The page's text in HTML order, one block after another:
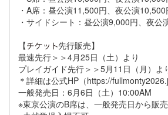
・A席：昼公演11,500円、夜公演10,500
・サイドシート：昼公演9,000円、夜公
【
先行販売】
最速先行＞＞4月25日（土）より
プレイガイド先行＞＞5月11日（月）よ
＊詳細は公式HP（https://
一般発売日：6月6日（土）10:00AM
※東京公演のB席は、一般発売日から販売